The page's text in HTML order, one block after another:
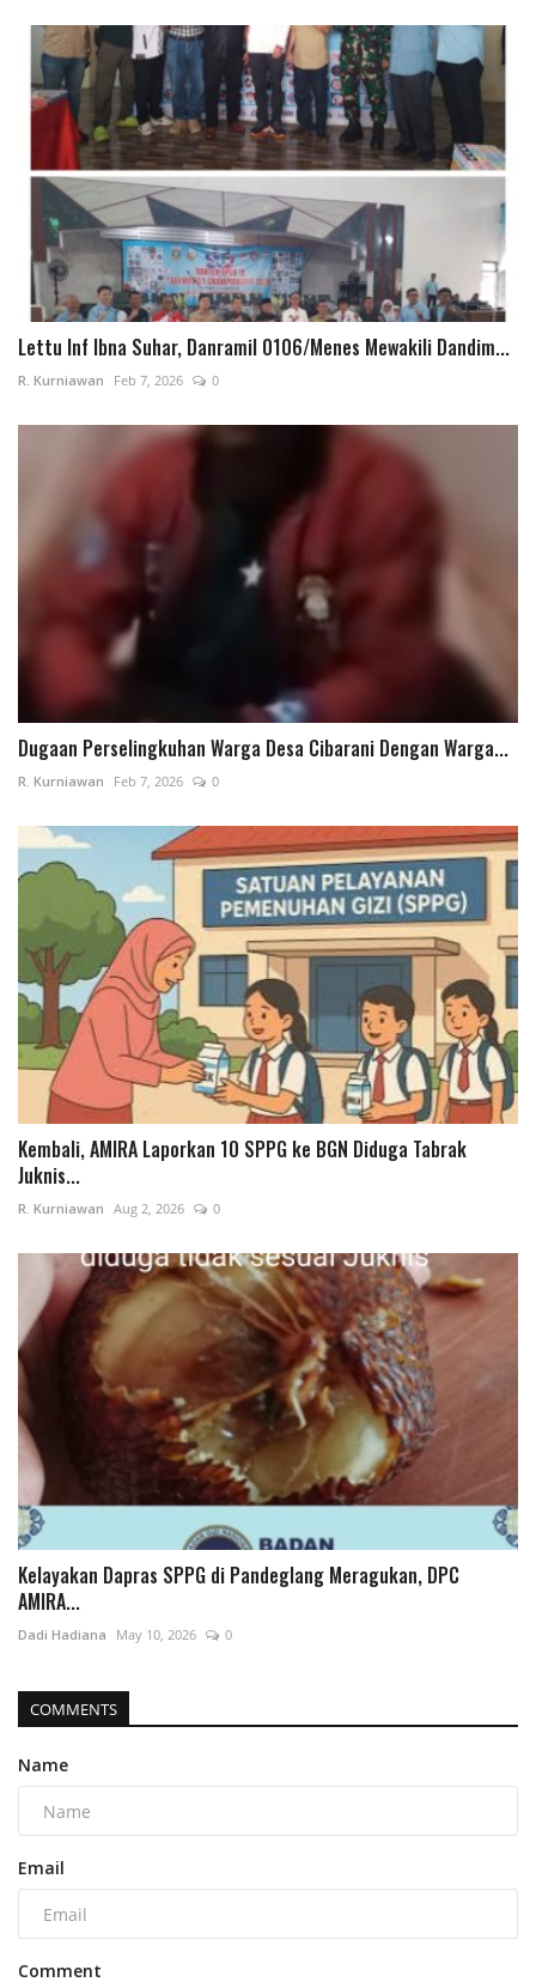
Lettu Inf Ibna Suhar, Danramil 0106/Menes Mewakili Dandim...
R. Kurniawan Feb 7, 2026 0
Dugaan Perselingkuhan Warga Desa Cibarani Dengan Warga...
R. Kurniawan Feb 7, 2026 0
Kembali, AMIRA Laporkan 10 SPPG ke BGN Diduga Tabrak
Juknis...
R. Kurniawan Aug 2, 2026 0
Kelayakan Dapras SPPG di Pandeglang Meragukan, DPC
AMIRA...
Dadi Hadiana May 10, 2026 0
COMMENTS
Name
Email
Comment